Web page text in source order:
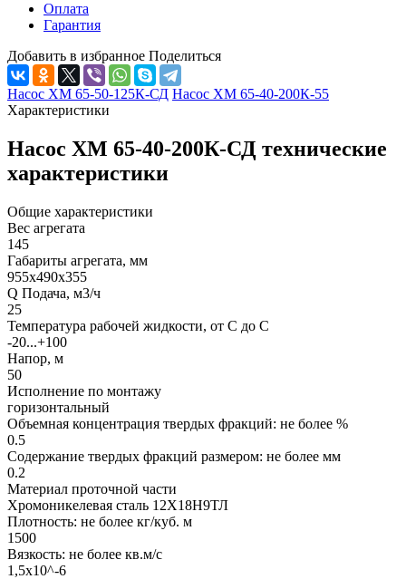
Оплата
Гарантия
Добавить в избранное Поделиться
Насос ХМ 65-50-125К-СД Насос ХМ 65-40-200К-55
Характеристики
Насос ХМ 65-40-200К-СД технические
характеристики
Общие характеристики
Вес агрегата
145
Габариты агрегата, мм
955х490х355
Q Подача, м3/ч
25
Температура рабочей жидкости, от С до С
-20...+100
Напор, м
50
Исполнение по монтажу
горизонтальный
Объемная концентрация твердых фракций: не более %
0.5
Содержание твердых фракций размером: не более мм
0.2
Материал проточной части
Хромоникелевая сталь 12Х18Н9ТЛ
Плотность: не более кг/куб. м
1500
Вязкость: не более кв.м/с
1,5х10^-6